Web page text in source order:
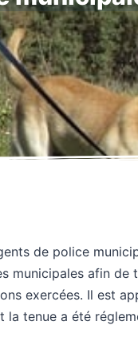
de police
municipales afin de
exercées. Il est
la tenue a été